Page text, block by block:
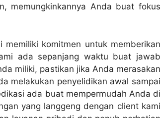
memungkinkannya Anda buat fokus
komitmen untuk memberikan
ada sepanjang waktu buat jawab
miliki, pastikan jika Anda merasakan
melakukan penyelidikan awal sampai
ada buat mempermudah Anda di
yang langgeng dengan client kami